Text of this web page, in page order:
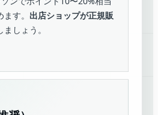
す。 出店ショップが正規販
しょう。